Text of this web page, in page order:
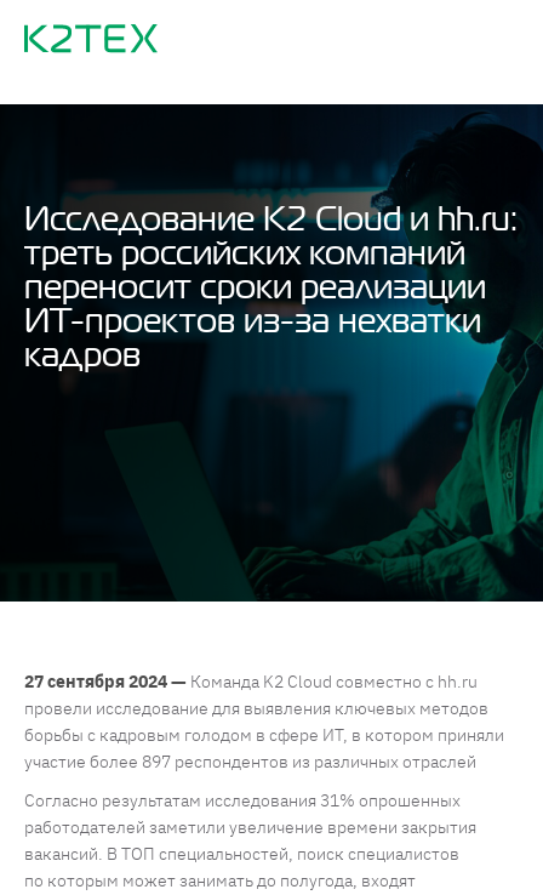
Исследование K2 Cloud и hh.ru:
треть российских компаний
переносит сроки реализации
ИТ-проектов из-за нехватки
кадров
27 сентября 2024 — Команда K2 Cloud совместно с hh.ru
провели исследование для выявления ключевых методов
борьбы с кадровым голодом в сфере ИТ, в котором приняли
участие более 897 респондентов из различных отраслей
Согласно результатам исследования 31% опрошенных
работодателей заметили увеличение времени закрытия
вакансий. В ТОП специальностей, поиск специалистов
по которым может занимать до полугода, входят